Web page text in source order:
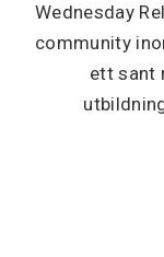
Wednesday
community
ett sant